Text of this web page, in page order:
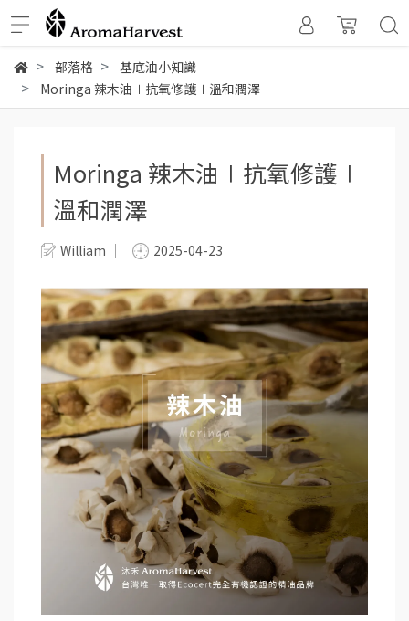
部落格
基底油小知識
Moringa 辣木油∣抗氧修護∣溫和潤澤
Moringa 辣木油∣抗氧修護∣
溫和潤澤
William 2025-04-23